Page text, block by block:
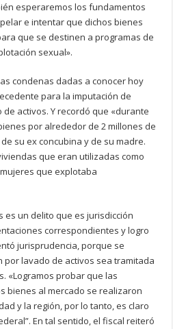
esperaremos los fundamentos
e intentar que dichos bienes
que se destinen a programas de
sexual».
condenas dadas a conocer hoy
para la imputación de
activos. Y recordó que «durante
por alrededor de 2 millones de
su ex concubina y de su madre.
que eran utilizadas como
que explotaba
es un delito que es jurisdicción
correspondientes y logro
jurisprudencia, porque se
por lavado de activos sea tramitada
«Logramos probar que las
bienes al mercado se realizaron
y la región, por lo tanto, es claro
En tal sentido, el fiscal reiteró